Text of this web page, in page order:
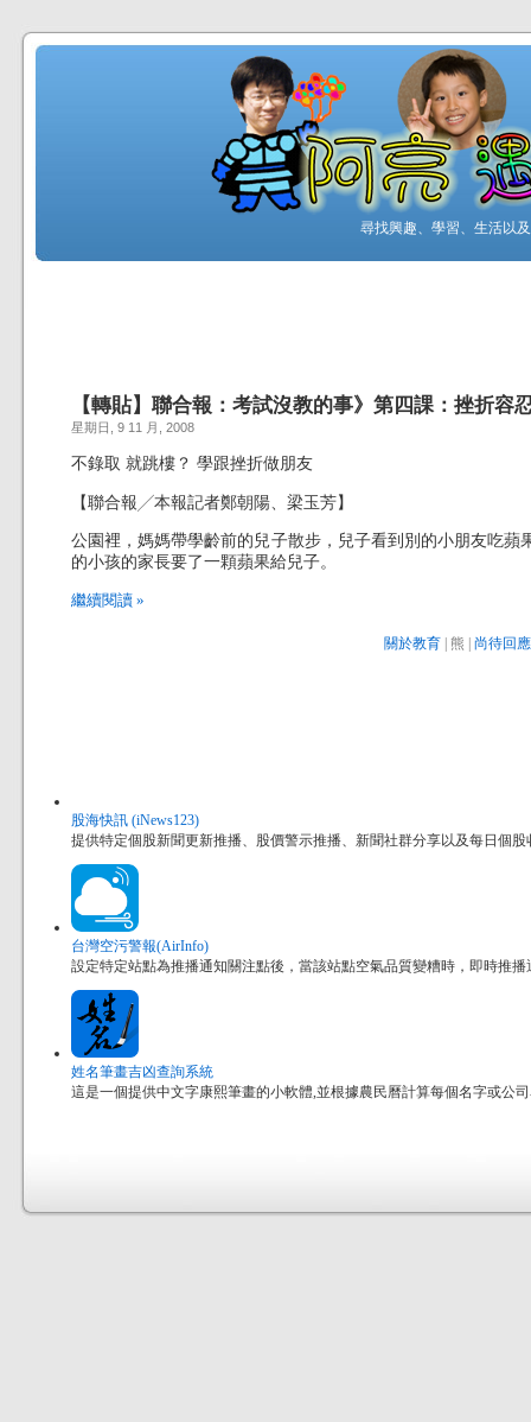
尋找興趣、學習、生活以
【轉貼】聯合報：考試沒教的事》第四課：挫折容
星期日, 9 11 月, 2008
不錄取 就跳樓？ 學跟挫折做朋友
【聯合報╱本報記者鄭朝陽、梁玉芳】
公園裡，媽媽帶學齡前的兒子散步，兒子看到別的小朋友吃
的小孩的家長要了一顆蘋果給兒子。
繼續閱讀 »
關於教育| 熊 | 尚待回
股海快訊 (iNews123)
提供特定個股新聞更新推播、股價警示推播、新聞社群分享以及每日個
台灣空污警報(AirInfo)
設定特定站點為推播通知關注點後，當該站點空氣品質變糟時，即時推
姓名筆畫吉凶查詢系統
這是一個提供中文字康熙筆畫的小軟體,並根據農民曆計算每個名字或公